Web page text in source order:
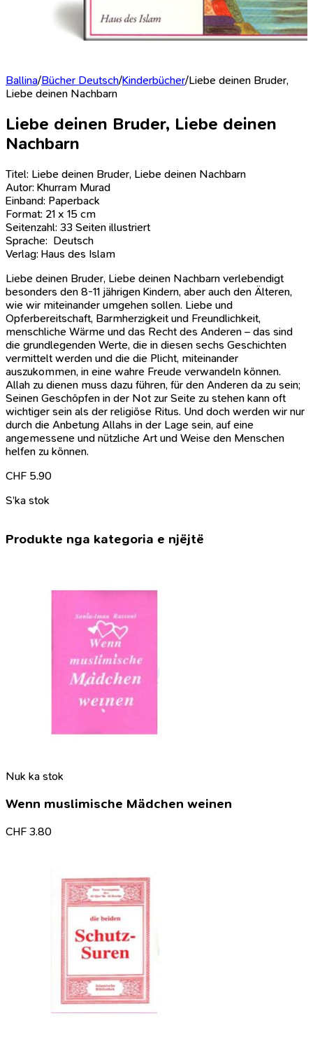
Ballina/Bücher Deutsch/Kinderbücher/Liebe deinen Bruder,
Liebe deinen Nachbarn
Liebe deinen Bruder, Liebe deinen
Nachbarn
Titel: Liebe deinen Bruder, Liebe deinen Nachbarn
Autor: Khurram Murad
Einband: Paperback
Format: 21 x 15 cm
Seitenzahl: 33 Seiten illustriert
Sprache: Deutsch
Verlag: Haus des Islam
Liebe deinen Bruder, Liebe deinen Nachbarn verlebendigt
besonders den 8-11 jährigen Kindern, aber auch den Älteren,
wie wir miteinander umgehen sollen. Liebe und
Opferbereitschaft, Barmherzigkeit und Freundlichkeit,
menschliche Wärme und das Recht des Anderen – das sind
die grundlegenden Werte, die in diesen sechs Geschichten
vermittelt werden und die die Plicht, miteinander
auszukommen, in eine wahre Freude verwandeln können.
Allah zu dienen muss dazu führen, für den Anderen da zu sein;
Seinen Geschöpfen in der Not zur Seite zu stehen kann oft
wichtiger sein als der religiöse Ritus. Und doch werden wir nur
durch die Anbetung Allahs in der Lage sein, auf eine
angemessene und nützliche Art und Weise den Menschen
helfen zu können.
CHF 5.90
S’ka stok
Produkte nga kategoria e njëjtë
Nuk ka stok
Wenn muslimische Mädchen weinen
CHF 3.80